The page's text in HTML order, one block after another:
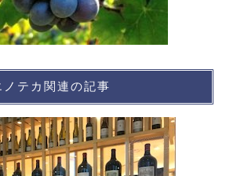
ノテカ関連の記事